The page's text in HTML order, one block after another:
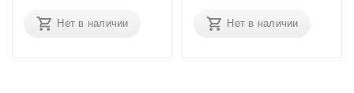
Нет в наличии Нет в наличии